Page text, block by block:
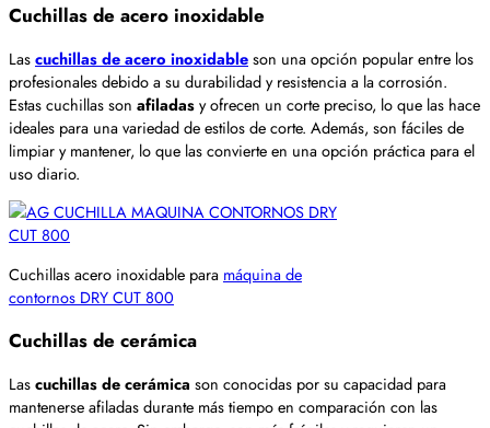
Cuchillas de acero inoxidable
Lascuchillas de acero inoxidableson una opción popular entre los
profesionales debido a su durabilidad y resistencia a la corrosión.
Estas cuchillas son afiladasy ofrecen un corte preciso, lo que las hace
ideales para una variedad de estilos de corte. Además, son fáciles de
limpiar y mantener, lo que las convierte en una opción práctica para el
uso diario.
Cuchillas acero inoxidable para máquina de
contornos DRY CUT 800
Cuchillas de cerámica
Lascuchillas de cerámica son conocidas por su capacidad para
mantenerse afiladas durante más tiempo en comparación con las